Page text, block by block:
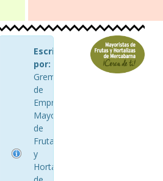
Escrito
por:
Gremio
de
Empresarios
Mayoristas
de
Frutas
y
Hortalizas